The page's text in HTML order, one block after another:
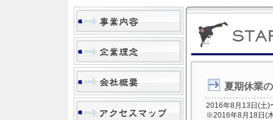
夏期休業
2016年8月13日(土)
※2016年8月18日(